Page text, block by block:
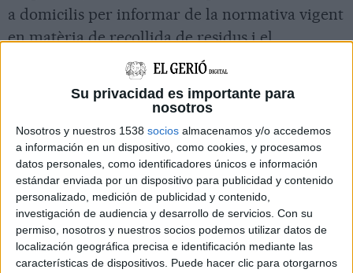
Su privacidad es importante para
nosotros
Nosotros y nuestros 1538 socios almacenamos y/o accedemos
a información en un dispositivo, como cookies, y procesamos
datos personales, como identificadores únicos e información
estándar enviada por un dispositivo para publicidad y contenido
personalizado, medición de publicidad y contenido,
investigación de audiencia y desarrollo de servicios. Con su
permiso, nosotros y nuestros socios podemos utilizar datos de
localización geográfica precisa e identificación mediante las
características de dispositivos. Puede hacer clic para otorgarnos
a domicilis per informar de la normativa vigent
en matèria de recollida de residus i el
funcionament del sistemaporta a porta
En la carta entregada durant les visites
realitzades s’informa de com fer correctament
la recollida selectiva i es recorda que segons la
legislació vigent lessancionsimposades pels
ajuntamentspoden ser de 400 fins a 30.000
euros.
La regidora de Medi Ambient, Pilar Aliu ha
recordat que Llagostera disposa de varis